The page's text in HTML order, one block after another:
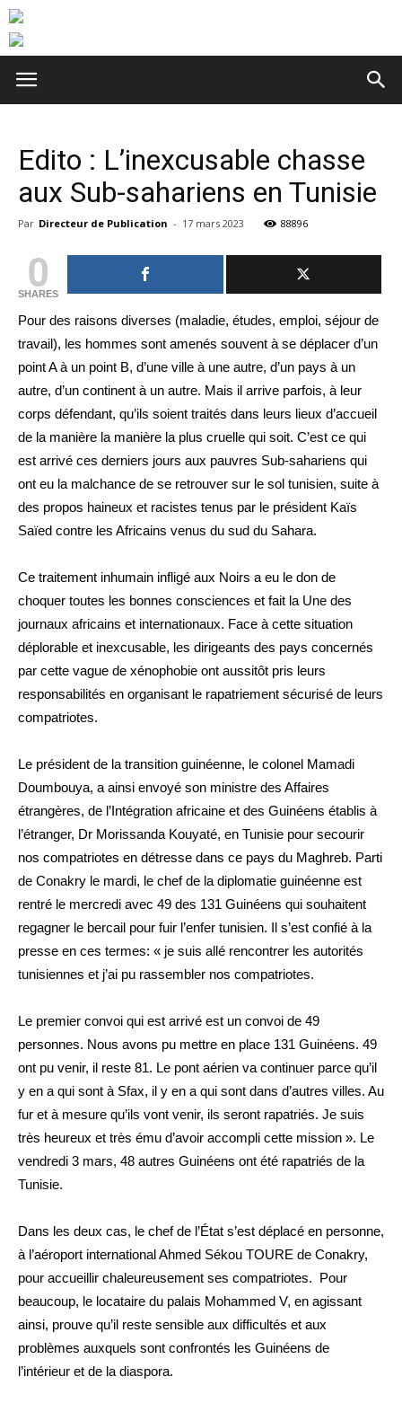
Edito : L’inexcusable chasse
aux Sub-sahariens en Tunisie
Par Directeur de Publication - 17 mars 2023 88896
0
SHARES
Pour des raisons diverses (maladie, études, emploi, séjour de
travail), les hommes sont amenés souvent à se déplacer d’un
point A à un point B, d’une ville à une autre, d’un pays à un
autre, d’un continent à un autre. Mais il arrive parfois, à leur
corps défendant, qu’ils soient traités dans leurs lieux d’accueil
de la manière la manière la plus cruelle qui soit. C’est ce qui
est arrivé ces derniers jours aux pauvres Sub-sahariens qui
ont eu la malchance de se retrouver sur le sol tunisien, suite à
des propos haineux et racistes tenus par le président Kaïs
Saïed contre les Africains venus du sud du Sahara.
Ce traitement inhumain infligé aux Noirs a eu le don de
choquer toutes les bonnes consciences et fait la Une des
journaux africains et internationaux. Face à cette situation
déplorable et inexcusable, les dirigeants des pays concernés
par cette vague de xénophobie ont aussitôt pris leurs
responsabilités en organisant le rapatriement sécurisé de leurs
compatriotes.
Le président de la transition guinéenne, le colonel Mamadi
Doumbouya, a ainsi envoyé son ministre des Affaires
étrangères, de l’Intégration africaine et des Guinéens établis à
l’étranger, Dr Morissanda Kouyaté, en Tunisie pour secourir
nos compatriotes en détresse dans ce pays du Maghreb. Parti
de Conakry le mardi, le chef de la diplomatie guinéenne est
rentré le mercredi avec 49 des 131 Guinéens qui souhaitent
regagner le bercail pour fuir l’enfer tunisien. Il s’est confié à la
presse en ces termes: « je suis allé rencontrer les autorités
tunisiennes et j’ai pu rassembler nos compatriotes.
Le premier convoi qui est arrivé est un convoi de 49
personnes. Nous avons pu mettre en place 131 Guinéens. 49
ont pu venir, il reste 81. Le pont aérien va continuer parce qu’il
y en a qui sont à Sfax, il y en a qui sont dans d’autres villes. Au
fur et à mesure qu’ils vont venir, ils seront rapatriés. Je suis
très heureux et très ému d’avoir accompli cette mission ». Le
vendredi 3 mars, 48 autres Guinéens ont été rapatriés de la
Tunisie.
Dans les deux cas, le chef de l’État s’est déplacé en personne,
à l’aéroport international Ahmed Sékou TOURE de Conakry,
pour accueillir chaleureusement ses compatriotes. Pour
beaucoup, le locataire du palais Mohammed V, en agissant
ainsi, prouve qu’il reste sensible aux difficultés et aux
problèmes auxquels sont confrontés les Guinéens de
l’intérieur et de la diaspora.